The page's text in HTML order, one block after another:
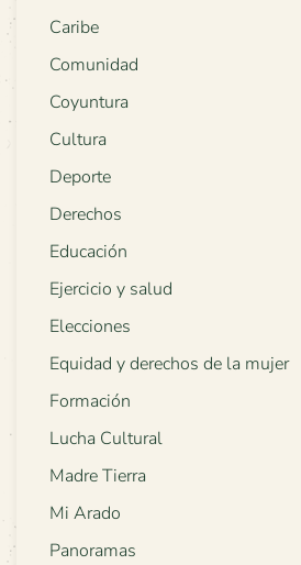
Caribe
Comunidad
Coyuntura
Cultura
Deporte
Derechos
Educación
Ejercicio y salud
Elecciones
Equidad y derechos de la mujer
Formación
Lucha Cultural
Madre Tierra
Mi Arado
Panoramas